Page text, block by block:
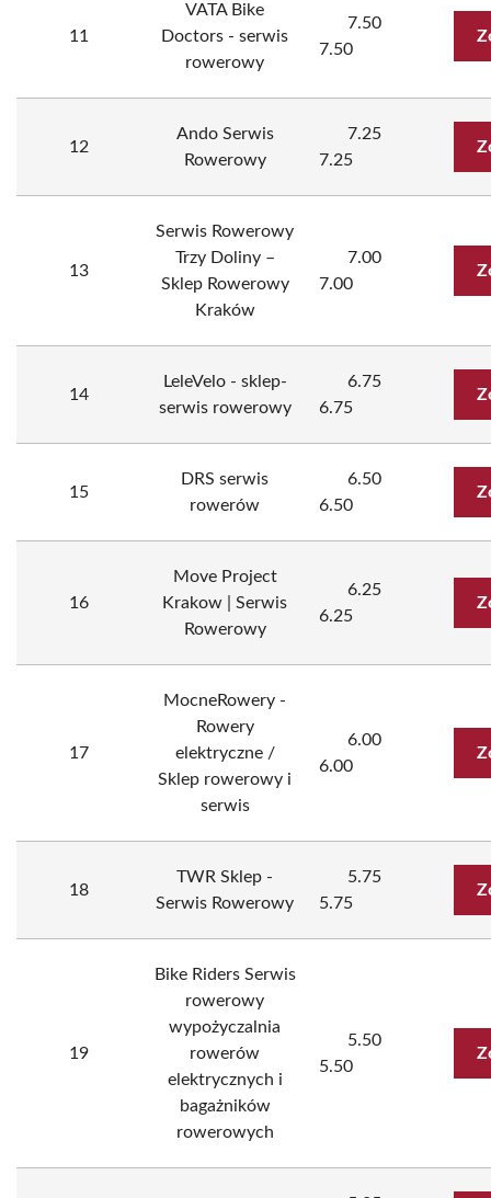
11
VATA Bike
Doctors - serwis
rowerowy
7.50
7.50
12
Ando Serwis
Rowerowy
7.25
7.25
13
Serwis Rowerowy
Trzy Doliny –
Sklep Rowerowy
Kraków
7.00
7.00
14
LeleVelo - sklep-
serwis rowerowy
6.75
6.75
15
DRS serwis
rowerów
6.50
6.50
16
Move Project
Krakow | Serwis
Rowerowy
6.25
6.25
17
MocneRowery -
Rowery
elektryczne /
Sklep rowerowy i
serwis
6.00
6.00
18
TWR Sklep -
Serwis Rowerowy
5.75
5.75
19
Bike Riders Serwis
rowerowy
wypożyczalnia
rowerów
elektrycznych i
bagażników
rowerowych
5.50
5.50